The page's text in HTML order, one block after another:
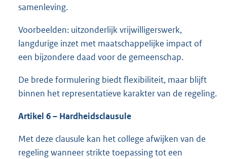
samenleving.
Voorbeelden: uitzonderlijk vrijwilligerswerk,
langdurige inzet met maatschappelijke impact of
een bijzondere daad voor de gemeenschap.
De brede formulering biedt flexibiliteit, maar blijft
binnen het representatieve karakter van de regeling.
Artikel 6 – Hardheidsclausule
Met deze clausule kan het college afwijken van de
regeling wanneer strikte toepassing tot een